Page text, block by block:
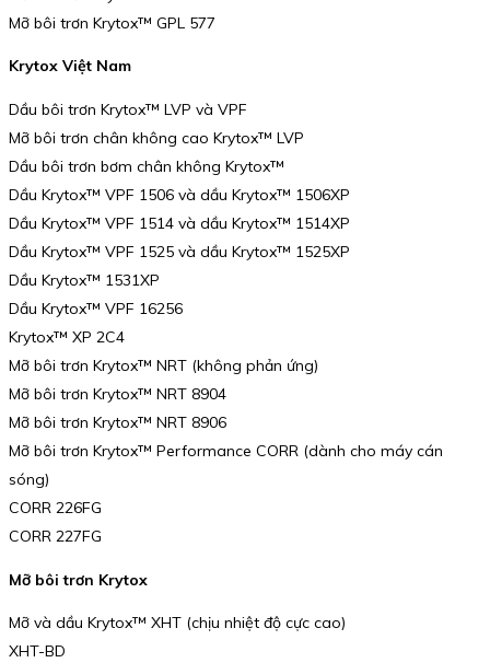
Mỡ bôi trơn Krytox™ GPL 577
Krytox Việt Nam
Dầu bôi trơn Krytox™ LVP và VPF
Mỡ bôi trơn chân không cao Krytox™ LVP
Dầu bôi trơn bơm chân không Krytox™
Dầu Krytox™ VPF 1506 và dầu Krytox™ 1506XP
Dầu Krytox™ VPF 1514 và dầu Krytox™ 1514XP
Dầu Krytox™ VPF 1525 và dầu Krytox™ 1525XP
Dầu Krytox™ 1531XP
Dầu Krytox™ VPF 16256
Krytox™ XP 2C4
Mỡ bôi trơn Krytox™ NRT (không phản ứng)
Mỡ bôi trơn Krytox™ NRT 8904
Mỡ bôi trơn Krytox™ NRT 8906
Mỡ bôi trơn Krytox™ Performance CORR (dành cho máy cán
sóng)
CORR 226FG
CORR 227FG
Mỡ bôi trơn Krytox
Mỡ và dầu Krytox™ XHT (chịu nhiệt độ cực cao)
XHT-BD